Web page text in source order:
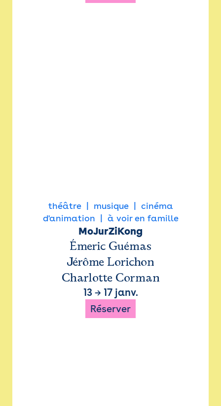
théâtre musique
cinéma
d'animation
à voir en famille
MoJurZiKong
Émeric Guémas
Jérôme Lorichon
Charlotte Corman
13→ 17 janv.
Réserver